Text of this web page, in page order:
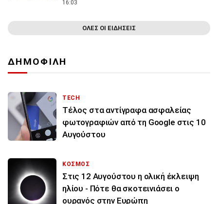
16:03
ΟΛΕΣ ΟΙ ΕΙΔΗΣΕΙΣ
ΔΗΜΟΦΙΛΗ
TECH
Τέλος στα αντίγραφα ασφαλείας
φωτογραφιών από τη Google στις 10
Αυγούστου
ΚΟΣΜΟΣ
Στις 12 Αυγούστου η ολική έκλειψη
ηλίου - Πότε θα σκοτεινιάσει ο
ουρανός στην Ευρώπη